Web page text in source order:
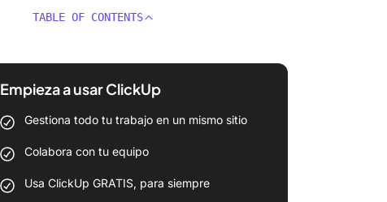
TABLE OF CONTENTS
Empieza a usar ClickUp
Gestiona todo tu trabajo en un mismo sitio
Colabora con tu equipo
Usa ClickUp GRATIS, para siempre